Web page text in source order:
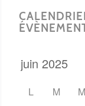
L M M